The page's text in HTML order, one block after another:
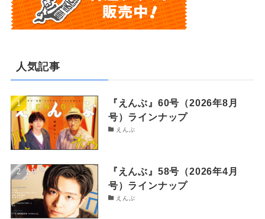
人気記事
『えんぶ』60号（2026年8月
号）ラインナップ
えんぶ
『えんぶ』58号（2026年4月
号）ラインナップ
えんぶ